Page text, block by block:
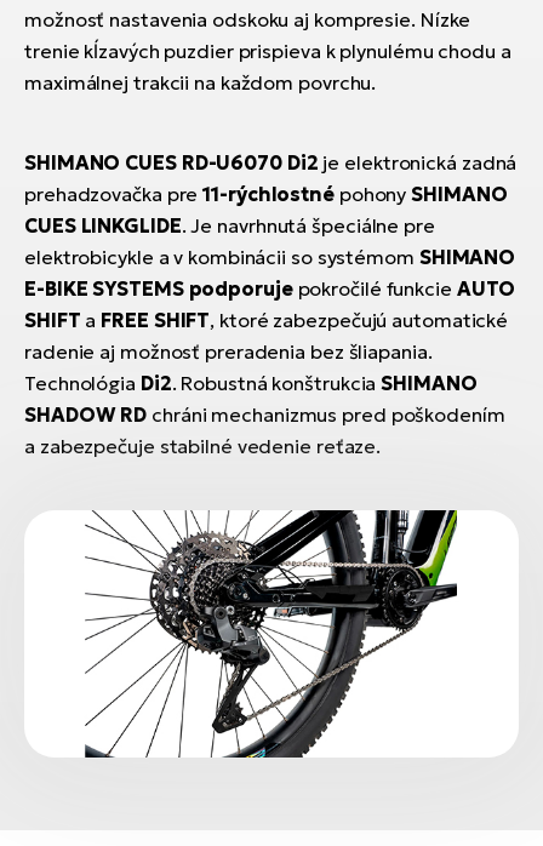
možnosť nastavenia odskoku aj kompresie. Nízke
trenie kĺzavých puzdier prispieva k plynulému chodu a
maximálnej trakcii na každom povrchu.
SHIMANO CUES RD-U6070 Di2 je elektronická zadná
prehadzovačka pre11-rýchlostnépohonySHIMANO
CUES LINKGLIDE. Je navrhnutá špeciálne pre
elektrobicykle a v kombinácii so systémom SHIMANO
E-BIKE SYSTEMS podporuje pokročilé funkcie AUTO
SHIFT a FREE SHIFT, ktoré zabezpečujú automatické
radenie aj možnosť preradenia bez šliapania.
Technológia Di2. Robustná konštrukciaSHIMANO
SHADOW RD chráni mechanizmus pred poškodením
a zabezpečuje stabilné vedenie reťaze.